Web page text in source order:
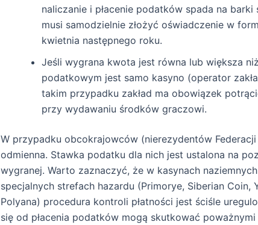
naliczanie i płacenie podatków spada na
musi samodzielnie złożyć oświadczenie w
kwietnia następnego roku.
Jeśli wygrana kwota jest równa lub większa niż
podatkowym jest samo kasyno (operator
takim przypadku zakład ma obowiązek
przy wydawaniu środków graczowi.
W przypadku obcokrajowców (nierezydentów
odmienna. Stawka podatku dla nich jest ustalona na
wygranej. Warto zaznaczyć, że w kasynach
specjalnych strefach hazardu (Primorye, Siberian Coin,
Polyana) procedura kontroli płatności jest ściśle
się od płacenia podatków mogą skutkować